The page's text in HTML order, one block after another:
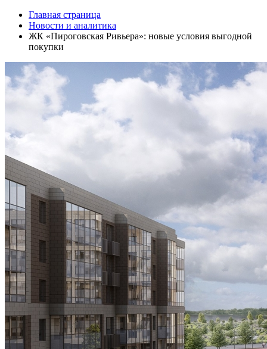
Главная страница
Новости и аналитика
ЖК «Пироговская Ривьера»: новые условия выгодной
покупки